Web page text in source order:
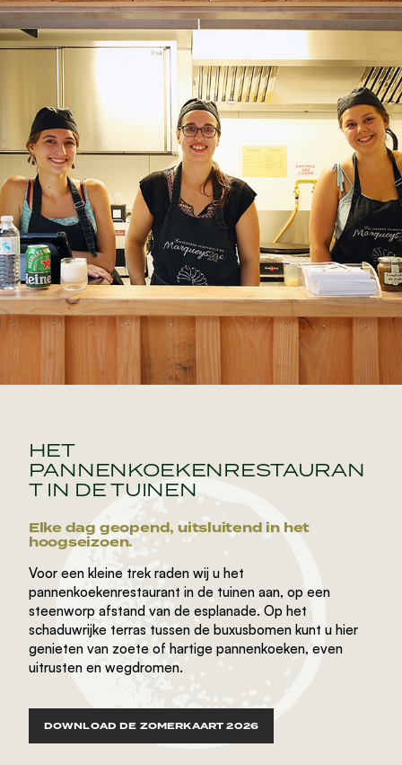
HET
PANNENKOEKENRESTAURAN
T IN DE TUINEN
Elke dag geopend, uitsluitend in het
hoogseizoen.
Voor een kleine trek raden wij u het
pannenkoekenrestaurant in de tuinen aan, op een
steenworp afstand van de esplanade. Op het
schaduwrijke terras tussen de buxusbomen kunt u hier
genieten van zoete of hartige pannenkoeken, even
uitrusten en wegdromen.
DOWNLOAD DE ZOMERKAART 2026